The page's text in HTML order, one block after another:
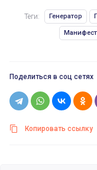
Теги: Генератор
Поделиться в соц сетях
Копировать ссылку